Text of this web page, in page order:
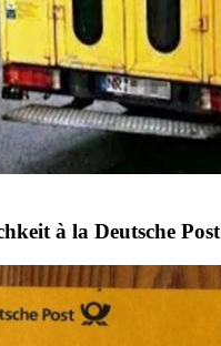
à la Deutsche Post